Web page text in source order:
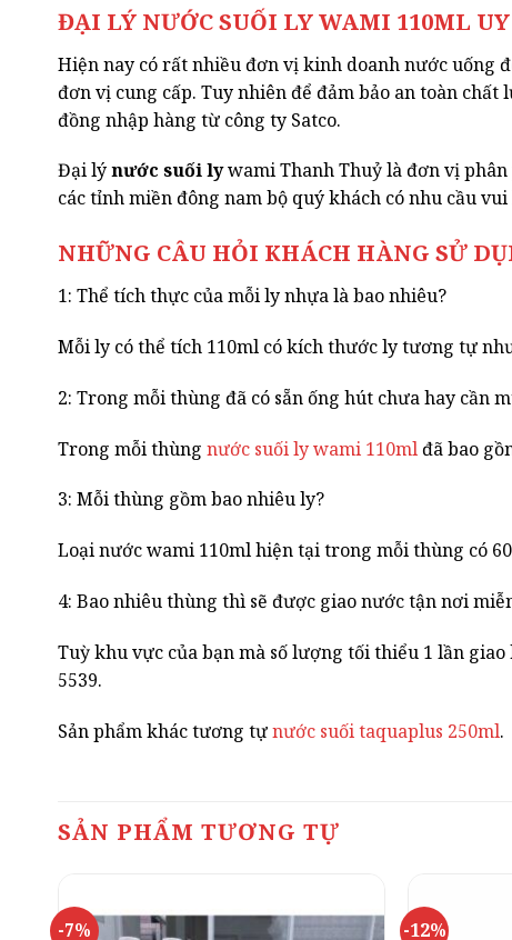
ĐẠI LÝ NƯỚC SUỐI LY WAMI 110ML
Hiện nay có rất nhiều đơn vị kinh doanh nước uống
đơn vị cung cấp. Tuy nhiên để đảm bảo an toàn
đồng nhập hàng từ công ty Satco.
Đại lýnước suối lywami Thanh Thuỷ là đơn vị phân
các tỉnh miền đông nam bộ quý khách có nhu cầu
NHỮNG CÂU HỎI KHÁCH HÀNG SỬ
1: Thể tích thực của mỗi ly nhựa là bao nhiêu?
Mỗi ly có thể tích 110ml có kích thước ly tương tự
2: Trong mỗi thùng đã có sẵn ống hút chưa hay cần
Trong mỗi thùng nước suối ly wami 110mlđã bao
3: Mỗi thùng gồm bao nhiêu ly?
Loại nước wami 110ml hiện tại trong mỗi thùng có
4: Bao nhiêu thùng thì sẽ được giao nước tận nơi
Tuỳ khu vực của bạn mà số lượng tối thiểu 1 lần
5539.
Sản phẩm khác tương tựnước suối taquaplus 250ml.
SẢN PHẨM TƯƠNG TỰ
-7% -12%